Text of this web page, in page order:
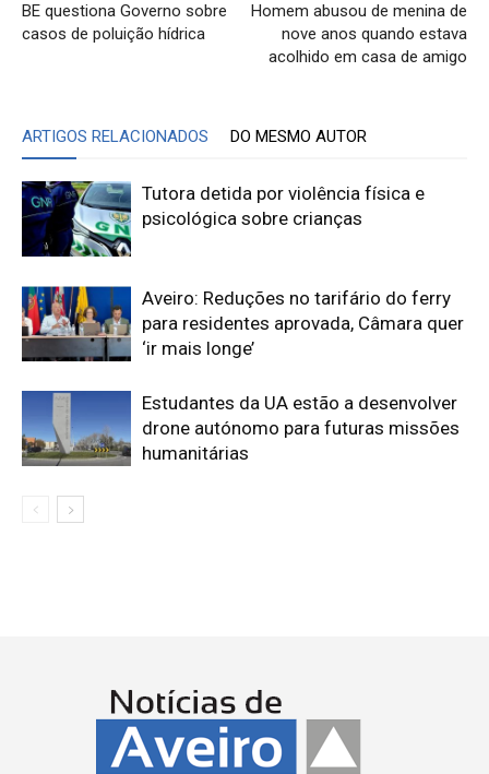
BE questiona Governo sobre
casos de poluição hídrica
Homem abusou de menina de
nove anos quando estava
acolhido em casa de amigo
ARTIGOS RELACIONADOS DO MESMO AUTOR
Tutora detida por violência física e
psicológica sobre crianças
Aveiro: Reduções no tarifário do ferry
para residentes aprovada, Câmara quer
‘ir mais longe’
Estudantes da UA estão a desenvolver
drone autónomo para futuras missões
humanitárias